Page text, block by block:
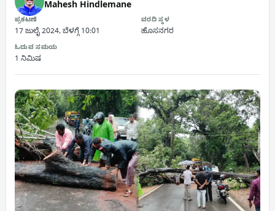
Mahesh Hindlemane
ಪ್ರಕಟಣೆ
17 ಜುಲೈ 2024, ಬೆಳಗ್ಗೆ 10:01
ವರದಿ ಸ್ಥಳ
ಹೊಸನಗರ
ಓದುವ ಸಮಯ
1 ನಿಮಿಷ